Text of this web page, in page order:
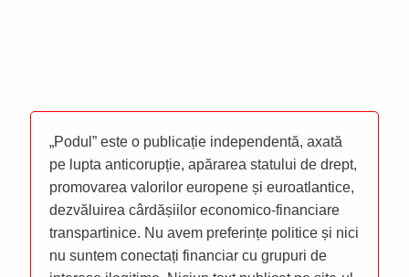
„Podul” este o publicație independentă, axată
pe lupta anticorupție, apărarea statului de drept,
promovarea valorilor europene și euroatlantice,
dezvăluirea cârdășiilor economico-financiare
transpartinice. Nu avem preferințe politice și nici
nu suntem conectați financiar cu grupuri de